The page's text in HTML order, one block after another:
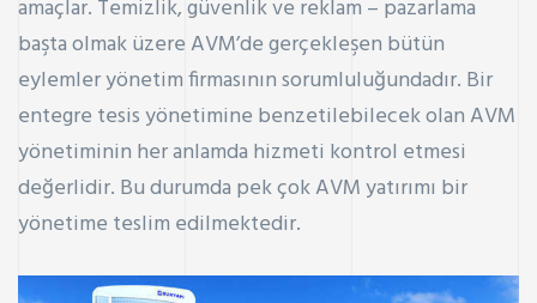
amaçlar. Temizlik, güvenlik ve reklam – pazarlama
başta olmak üzere AVM’de gerçekleşen bütün
eylemler yönetim firmasının sorumluluğundadır. Bir
entegre tesis yönetimine benzetilebilecek olan AVM
yönetiminin her anlamda hizmeti kontrol etmesi
değerlidir. Bu durumda pek çokAVM yatırımı bir
yönetime teslim edilmektedir.